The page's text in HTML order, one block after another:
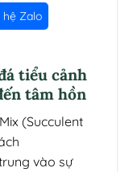
hệ Zalo
tiểu cảnh
tâm hồn
(Succulent
vào sự